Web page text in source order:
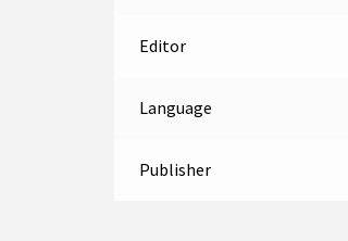
Editor
Language
Publisher